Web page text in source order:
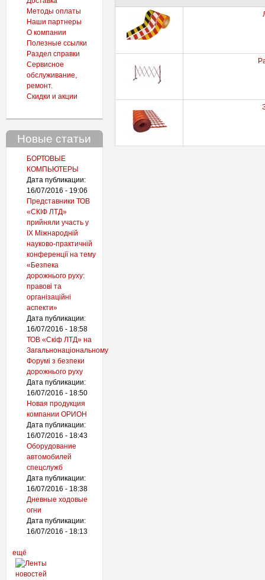
Методы оплаты
Наши партнеры
О компании
Полезные ссылки
Раздел справки
Сервисное
обслуживание,
ремонт.
Скидки и акции
Новые статьи
БОРТОВЫЕ
КОМПЬЮТЕРЫ
Дата публикации:
16/07/2016 - 19:06
Представники ТОВ
«СКІФ ЛТД»
прийняли участь у
IX Міжнародній
науково-практичній
конференції на тему
«Безпека
дорожнього руху:
правові та
організаційні
аспекти»
Дата публикации:
16/07/2016 - 18:58
ТОВ «Скіф ЛТД» на
Загальнонаціональному
Форумі з безпеки
дорожнього руху
Дата публикации:
16/07/2016 - 18:50
Новая продукция
компании ОРИОН
Дата публикации:
16/07/2016 - 18:43
Оборудование
автомобилей
спецслужб
Дата публикации:
16/07/2016 - 18:38
Дневные ходовые
огни
Дата публикации:
16/07/2016 - 18:13
ещё